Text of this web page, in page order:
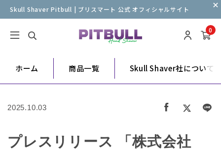
Skull Shaver Pitbull | ブリスマート 公式 オフィシャルサイト
0
ホーム 商品一覧 Skull Shaver社について
2025.10.03
プレスリリース 「株式会社